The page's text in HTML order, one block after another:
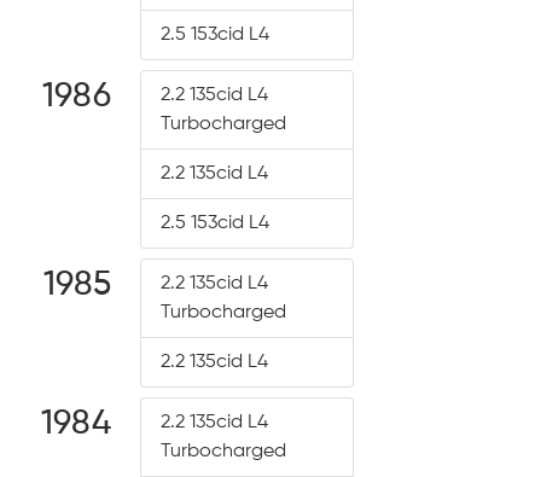
2.5 153cid L4
1986
2.2 135cid L4
Turbocharged
2.2 135cid L4
2.5 153cid L4
1985
2.2 135cid L4
Turbocharged
2.2 135cid L4
1984
2.2 135cid L4
Turbocharged